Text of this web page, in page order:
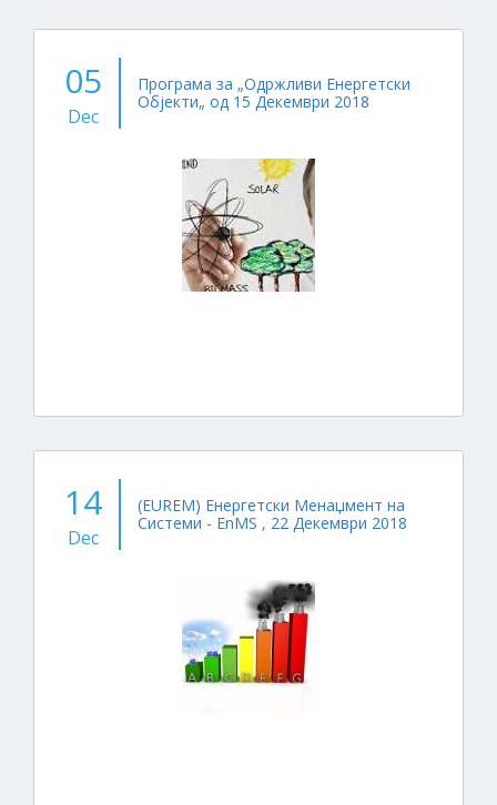
05
Dec
Програма за „Одржливи Енергетски
Објекти„ од 15 Декември 2018
14
Dec
(EUREM) Енергетски Менаџмент на
Системи - EnMS , 22 Декември 2018